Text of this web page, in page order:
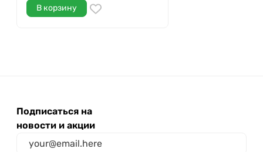
В корзину
Подписаться на
новости и акции